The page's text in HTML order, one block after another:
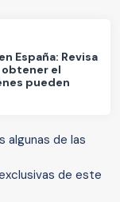
España: Revisa
el
pueden
algunas de las
de este